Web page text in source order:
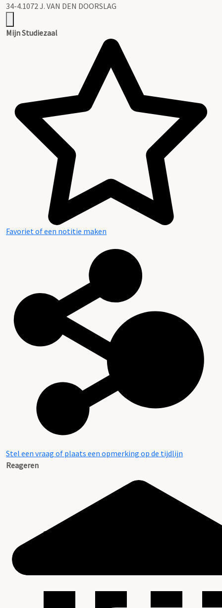
34-4.1072 J. VAN DEN DOORSLAG
Mijn Studiezaal
Favoriet of een notitie maken
Stel een vraag of plaats een opmerking op de tijdlijn
Reageren